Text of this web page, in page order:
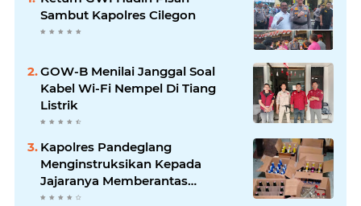
Sambut Kapolres Cilegon
GOW-B Menilai Janggal Soal
Kabel Wi-Fi Nempel Di Tiang
Listrik
Kapolres Pandeglang
Menginstruksikan Kepada
Jajaranya Memberantas
Peredaran Miras